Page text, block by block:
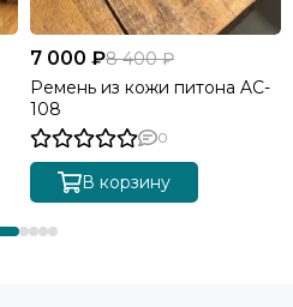
7 000 ₽8 400 ₽
Ремень из кожи питона AC-
108
0
В корзину